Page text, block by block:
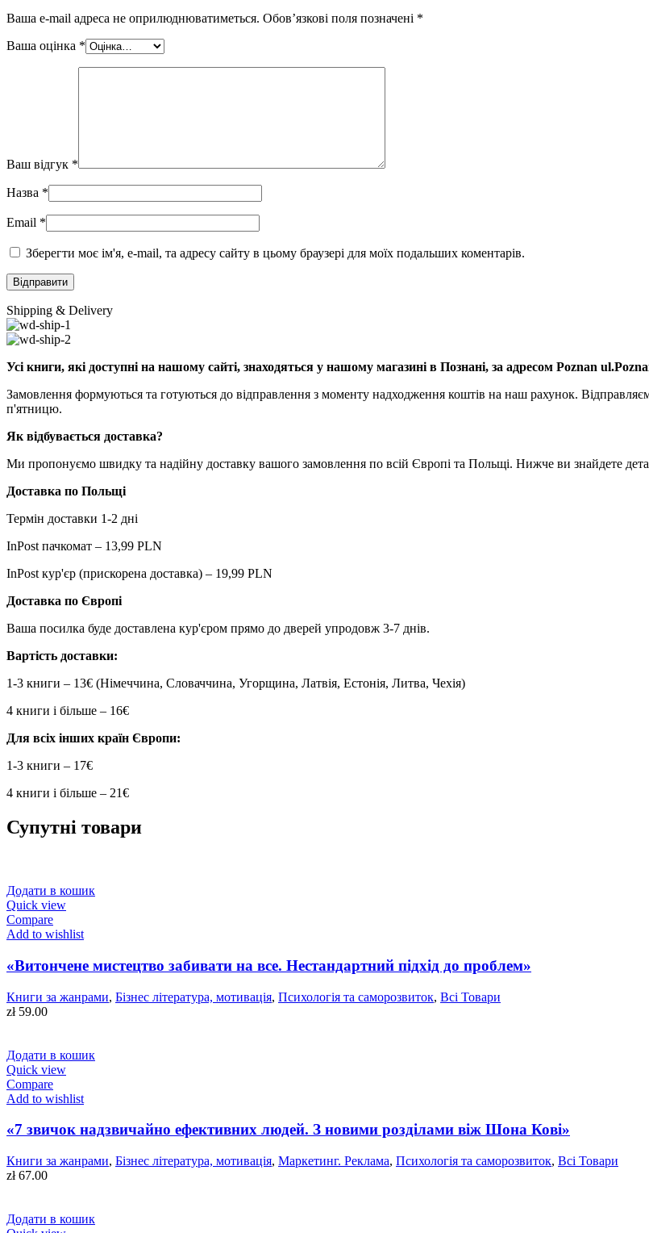
Ваша e-mail адреса не оприлюднюватиметься. Обов’язкові поля позначені *
Ваша оцінка *
Ваш відгук *
Назва *
Email *
Зберегти моє ім'я, e-mail, та адресу сайту в цьому браузері для моїх подальших коментарів.
Shipping & Delivery
Усі книги, які доступні на нашому сайті, знаходяться у нашому магазині в Познані, за адресом Poznan
Замовлення формуються та готуються до відправлення з моменту надходження коштів на наш рахунок.
п'ятницю.
Як відбувається доставка?
Ми пропонуємо швидку та надійну доставку вашого замовлення по всій Європі та Польщі. Нижче ви знайдете
Доставка по Польщі
Термін доставки 1-2 дні
InPost пачкомат – 13,99 PLN
InPost кур'єр (прискорена доставка) – 19,99 PLN
Доставка по Європі
Ваша посилка буде доставлена кур'єром прямо до дверей упродовж 3-7 днів.
Вартість доставки:
1-3 книги – 13€ (Німеччина, Словаччина, Угорщина, Латвія, Естонія, Литва, Чехія)
4 книги і більше – 16€
Для всіх інших країн Європи:
1-3 книги – 17€
4 книги і більше – 21€
Супутні товари
Додати в кошик
Quick view
Compare
Add to wishlist
«Витончене мистецтво забивати на все. Нестандартний підхід до проблем»
Книги за жанрами, Бізнес література, мотивація, Психологія та саморозвиток, Всі Товари
zł59.00
Додати в кошик
Quick view
Compare
Add to wishlist
«7 звичок надзвичайно ефективних людей. З новими розділами віж Шона Кові»
Книги за жанрами, Бізнес література, мотивація, Маркетинг. Реклама, Психологія та саморозвиток, Всі Товари
zł67.00
Додати в кошик